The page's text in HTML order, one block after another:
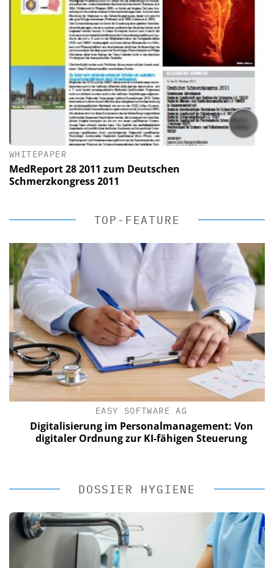
WHITEPAPER
MedReport 28 2011 zum Deutschen
Schmerzkongress 2011
TOP-FEATURE
EASY SOFTWARE AG
Digitalisierung im Personalmanagement: Von
digitaler Ordnung zur KI-fähigen Steuerung
DOSSIER HYGIENE